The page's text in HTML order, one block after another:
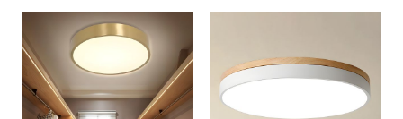
Deckenleuchte - Schwarz
110V-120V
110V-120V